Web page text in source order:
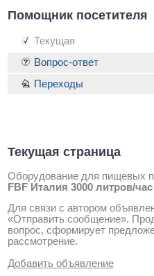
Помощник посетителя
Текущая
Текущая страница
Оборудование для пищевых
FBF Италия 3000 литров/
Для связи с автором
«Отправить сообщение».
вопрос, сформирует
рассмотрение.
Добавить объявление
Вопрос-ответ
Переходы